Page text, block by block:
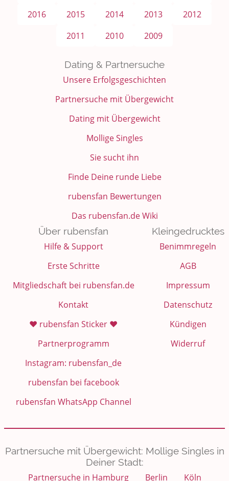
2016
2015 2014 2013
2012
2011
2010 2009
Dating & Partnersuche
Unsere Erfolgsgeschichten
Partnersuche mit Übergewicht
Dating mit Übergewicht
Mollige Singles
Sie sucht ihn
Finde Deine runde Liebe
rubensfan Bewertungen
Das rubensfan.de Wiki
Über rubensfan
Hilfe & Support
Erste Schritte
Mitgliedschaft bei rubensfan.de
Kontakt
❤️ rubensfan Sticker ❤️
Partnerprogramm
Instagram: rubensfan_de
rubensfan bei facebook
rubensfan WhatsApp Channel
Kleingedrucktes
Benimmregeln
AGB
Impressum
Datenschutz
Kündigen
Widerruf
Partnersuche mit Übergewicht: Mollige Singles in
Deiner Stadt:
Partnersuche in Hamburg
Berlin Köln